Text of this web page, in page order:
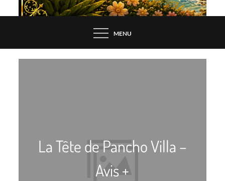
MENU
La Tête de Pancho Villa –
Avis +